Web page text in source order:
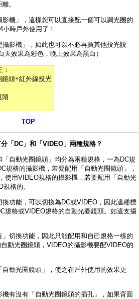
。
影機 」，這樣您可以直接配一個可以調光圈的
時戶外使用了！
攝影機 」，如此也可以不必再買其他投光設
效果為彩色，晚上效果為黑白）
鏡頭+紅外線投光
頭
TOP
「DC」和「VIDEO」兩種規格？
自動光圈鏡頭」均分為兩種規格，一為DC規
規格的攝影機，若要配用「自動光圈鏡頭」，
使用VIDEO規格的攝影機，若要配用「自動光
格的。
功能，可以切換為DC或VIDEO，因此這種標
規格或VIDEO規格的自動光圈鏡頭。如這支攝
切換功能，因此只能配用和自己規格一樣的
動光圈鏡頭，VIDEO的攝影機要配VIDEO的
動光圈鏡頭」，使之在戶外使用的效果更
有沒有「自動光圈鏡頭的插孔」，如果背面